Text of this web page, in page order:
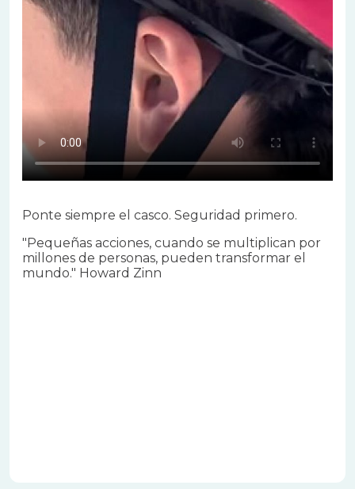
Ponte siempre el casco. Seguridad primero.
"Pequeñas acciones, cuando se multiplican por
millones de personas, pueden transformar el
mundo." Howard Zinn